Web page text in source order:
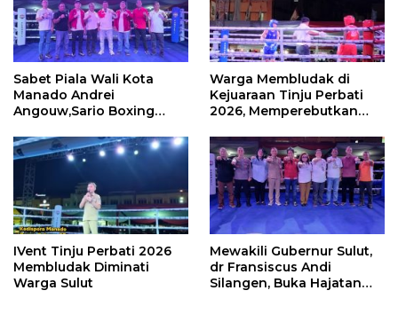
Sabet Piala Wali Kota
Manado Andrei
Angouw,Sario Boxing
Perbati 2026
Warga Membludak di
Kejuaraan Tinju Perbati
2026, Memperebutkan
IVent Tinju Perbati 2026
Membludak Diminati
Warga Sulut
Mewakili Gubernur Sulut,
dr Fransiscus Andi
Silangen, Buka Hajatan